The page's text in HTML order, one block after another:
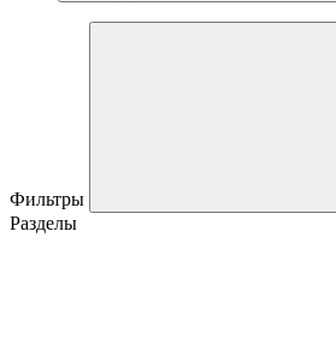
Фильтры
Разделы